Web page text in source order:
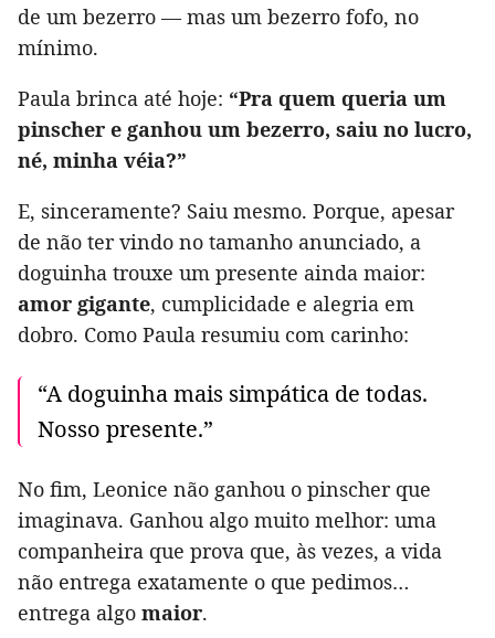
de um bezerro — mas um bezerro fofo, no
mínimo.
Paula brinca até hoje: “Pra quem queria um
pinscher e ganhou um bezerro, saiu no lucro,
né, minha véia?”
E, sinceramente? Saiu mesmo. Porque, apesar
de não ter vindo no tamanho anunciado, a
doguinha trouxe um presente ainda maior:
amor gigante, cumplicidade e alegria em
dobro. Como Paula resumiu com carinho:
“A doguinha mais simpática de todas.
Nosso presente.”
No fim, Leonice não ganhou o pinscher que
imaginava. Ganhou algo muito melhor: uma
companheira que prova que, às vezes, a vida
não entrega exatamente o que pedimos…
entrega algo maior.